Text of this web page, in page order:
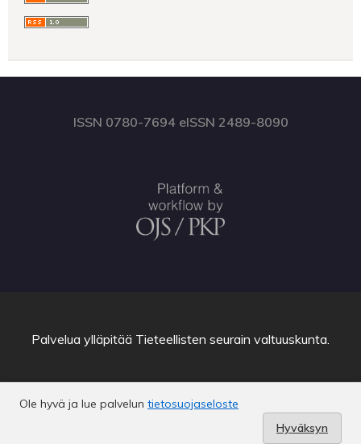
ISSN 0780-7694 eISSN 2489-8090
Ole hyvä ja lue palvelun tietosuojaseloste
Hyväksyn
Palvelua ylläpitää Tieteellisten seurain valtuuskunta.